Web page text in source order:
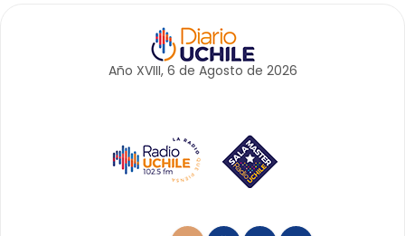
Año XVIII, 6 de Agosto de 2026